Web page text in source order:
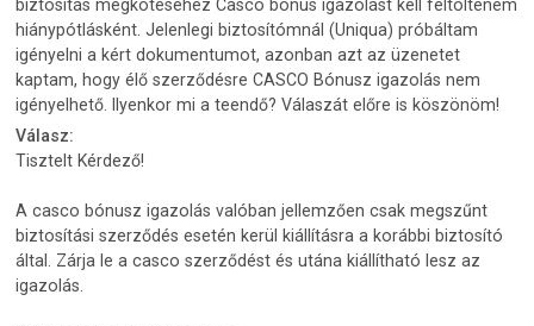
biztosítás megkötéséhez Casco bonus igazolást kell feltöltenem
hiánypótlásként. Jelenlegi biztosítómnál (Uniqua) próbáltam
igényelni a kért dokumentumot, azonban azt az üzenetet
kaptam, hogy élő szerződésre CASCO Bónusz igazolás nem
igényelhető. Ilyenkor mi a teendő? Válaszát előre is köszönöm!
Válasz:
Tisztelt Kérdező!
A casco bónusz igazolás valóban jellemzően csak megszűnt
biztosítási szerződés esetén kerül kiállításra a korábbi biztosító
által. Zárja le a casco szerződést és utána kiállítható lesz az
igazolás.